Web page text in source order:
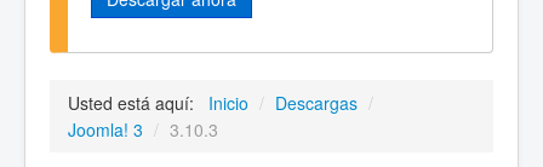
Usted está aquí: Inicio / Descargas /
Joomla! 3 / 3.10.3